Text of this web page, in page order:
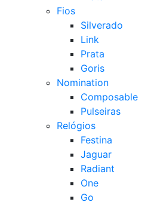
Fios
Silverado
Link
Prata
Goris
Nomination
Composable
Pulseiras
Relógios
Festina
Jaguar
Radiant
One
Go